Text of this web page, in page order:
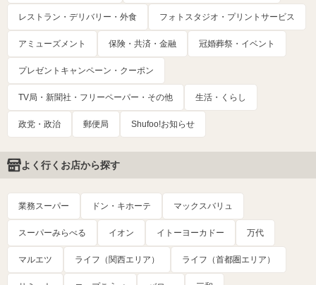
レストラン・デリバリー・外食 フォトスタジオ・プリントサービス
アミューズメント 保険・共済・金融 冠婚葬祭・イベント
プレゼントキャンペーン・クーポン
TV局・新聞社・フリーペーパー・その他 生活・くらし
政党・政治 郵便局 Shufoo!お知らせ
よく行くお店から探す
業務スーパー ドン・キホーテ マックスバリュ
スーパーみらべる イオン イトーヨーカドー 万代
マルエツ ライフ（関西エリア） ライフ（首都圏エリア）